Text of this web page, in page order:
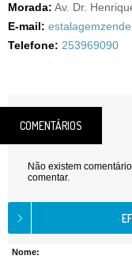
Morada: Av. Dr.
E-mail:
Telefone: 253969090
COMENTÁRIOS
Não existem
comentar.
Nome: